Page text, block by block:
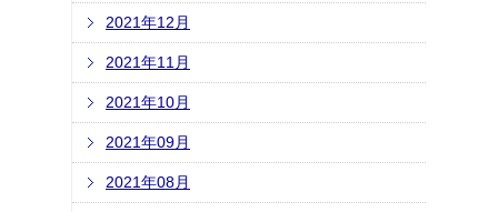
2021年12月
2021年11月
2021年10月
2021年09月
2021年08月